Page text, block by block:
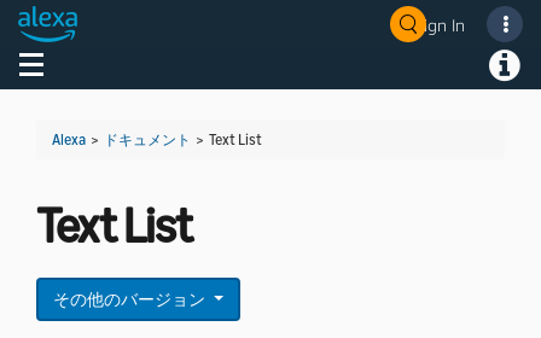
Sign In
Toggle navigation
Alexa > ドキュメント > Text List
Text List
その他のバージョン